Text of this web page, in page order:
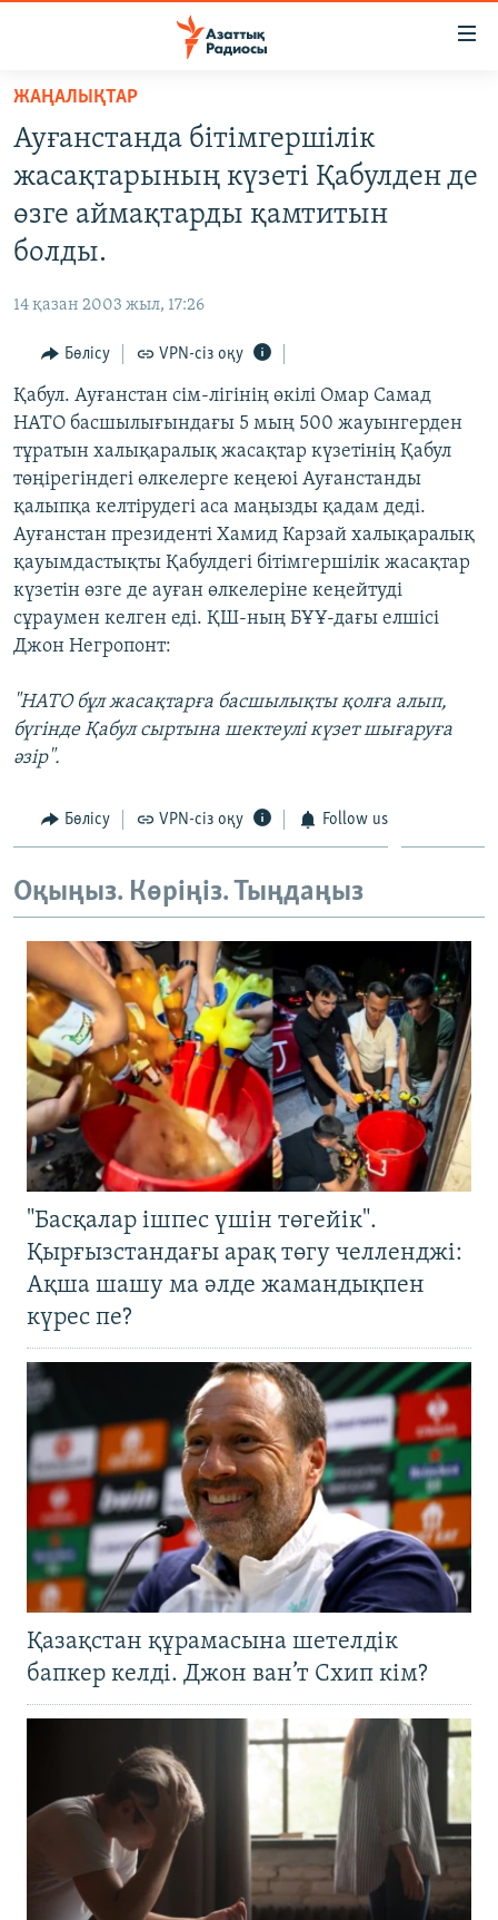
Skip
main
content
main
Skip
Search
САЯСАТ
AZATTYQTV
ҚАҢТАР ОҚИҒАСЫ
ӘЛЕУМЕТ
ӘЛЕМ
АРНАЙЫ ЖОБАЛАР
Русский
ЖАЗЫЛЫҢЫЗ
Басқа тілдерде
ЖАҢАЛЫҚТАР
Ауғанстанда бітімгершілік
жасақтарының күзеті Қабулден де
өзге аймақтарды қамтитын
болды.
14 қазан 2003 жыл, 17:26
Бөлісу VPN-сіз оқу
Қабул. Ауғанстан сім-лігінің өкілі Омар Самад
НАТО басшылығындағы 5 мың 500 жауынгерден
тұратын халықаралық жасақтар күзетінің Қабул
төңірегіндегі өлкелерге кеңеюі Ауғанстанды
қалыпқа келтірудегі аса маңызды қадам деді.
Ауғанстан президенті Хамид Карзай халықаралық
қауымдастықты Қабулдегі бітімгершілік жасақтар
күзетін өзге де ауған өлкелеріне кеңейтуді
сұраумен келген еді. ҚШ-ның БҰҰ-дағы елшісі
Джон Негропонт:
"НАТО бұл жасақтарға басшылықты қолға алып,
бүгінде Қабул сыртына шектеулі күзет шығаруға
әзір".
Бөлісу VPN-сіз оқу Follow us
Оқыңыз. Көріңіз. Тыңдаңыз
"Басқалар ішпес үшін төгейік".
Қырғызстандағы арақ төгу челленджі:
Ақша шашу ма әлде жамандықпен
күрес пе?
Қазақстан құрамасына шетелдік
бапкер келді. Джон ван’т Схип кім?